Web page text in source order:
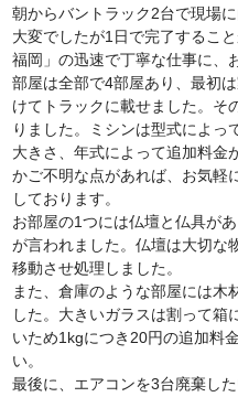
朝からバントラック2台で現場
大変でしたが1日で完了するこ
福岡」の迅速で丁寧な仕事に、
部屋は全部で4部屋あり、最初
けてトラックに載せました。そ
りました。ミシンは型式によっ
大きさ、年式によって追加料金
かご不明な点があれば、お気軽
しております。
お部屋の1つには仏壇と仏具が
が言われました。仏壇は大切な
移動させ処理しました。
また、倉庫のような部屋には木
した。大きいガラスは割って箱
いため1kgにつき20円の追加料
い。
最後に、エアコンを3台廃棄し